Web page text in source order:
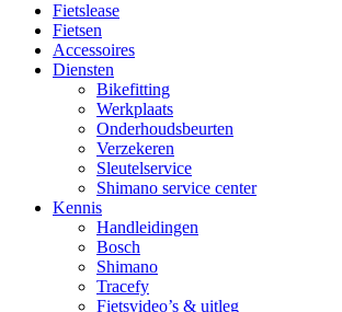
Fietslease
Fietsen
Accessoires
Diensten
Bikefitting
Werkplaats
Onderhoudsbeurten
Verzekeren
Sleutelservice
Shimano service center
Kennis
Handleidingen
Bosch
Shimano
Tracefy
Fietsvideo’s & uitleg